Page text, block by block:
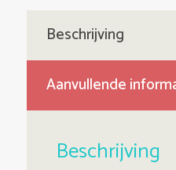
Beschrijving
Aanvullende
Beschrijving